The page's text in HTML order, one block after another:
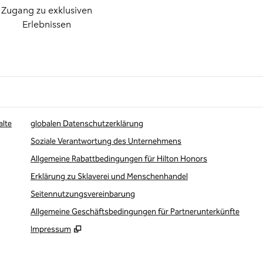
Zugang zu exklusiven
Erlebnissen
globalen Datenschutzerklärung
Soziale Verantwortung des Unternehmens
Allgemeine Rabattbedingungen für Hilton Honors
Erklärung zu Sklaverei und Menschenhandel
Seitennutzungsvereinbarung
Allgemeine Geschäftsbedingungen für Partnerunterkünfte
Impressum